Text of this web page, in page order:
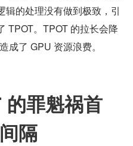
辑的处理没有做到极致，引
TPOT。TPOT 的拉长会降
成了 GPU 资源浪费。
的罪魁祸首
隔